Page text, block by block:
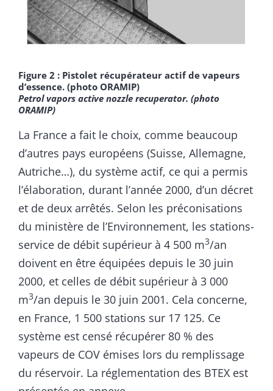
Figure 2 : Pistolet récupérateur actif de vapeurs
d’essence. (photo ORAMIP)
Petrol vapors active nozzle recuperator. (photo
ORAMIP)
La France a fait le choix, comme beaucoup
d’autres pays européens (Suisse, Allemagne,
Autriche…), du système actif, ce qui a permis
l’élaboration, durant l’année 2000, d’un décret
et de deux arrêtés. Selon les préconisations
du ministère de l’Environnement, les stations-
service de débit supérieur à 4 500 m3/an
doivent en être équipées depuis le 30 juin
2000, et celles de débit supérieur à 3 000
m3/an depuis le 30 juin 2001. Cela concerne,
en France, 1 500 stations sur 17 125. Ce
système est censé récupérer 80 % des
vapeurs de COV émises lors du remplissage
du réservoir. La réglementation des BTEX est